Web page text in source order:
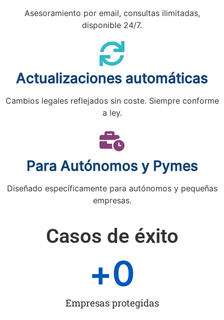
Asesoramiento por email, consultas ilimitadas,
disponible 24/7.
Actualizaciones automáticas
Cambios legales reflejados sin coste. Siempre conforme
a ley.
Para Autónomos y Pymes
Diseñado específicamente para autónomos y pequeñas
empresas.
Casos de éxito
Empresas protegidas
+0